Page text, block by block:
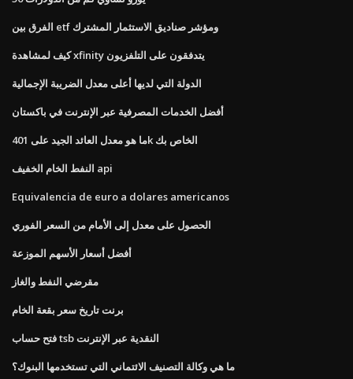
الفرق بين etf ومؤشر صناديق الاستثمار المشترك
كيف لمشاهدة xfinity يتدفقون على التلفزيون
الدولة التي لديها أعلى معدل الضريبة الإجمالية
أفضل الخدمات المصرفية عبر الإنترنت في باكستان
ما هو معدل العائد الجيد على 401k الخاص بك
النفط الخام الخفيف api
Equivalencia de euro a dolares americanos
الحصول على معدل إلى الأمام من السعر الفوري
أفضل أسعار الأسهم الموزعة
مقرضي النفط والغاز
برنت تاريخ سعر بقعة الخام
فتح حساب tsb النقدية عبر الإنترنت
ما هي وكالة التصنيف الائتماني التي تستخدمها البنوك؟